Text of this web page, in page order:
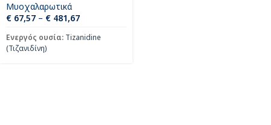
Μυοχαλαρωτικά
€ 67,57 – € 481,67
Ενεργός ουσία: Tizanidine
(Τιζανιδίνη)